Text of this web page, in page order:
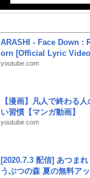
ARASHI - Face Down :
orn [Official Lyric
youtube.com
【漫画】凡人で終わる人
い習慣【マンガ動画】
youtube.com
[2020.7.3 配信] あつまれ
うぶつの森 夏の無料ア